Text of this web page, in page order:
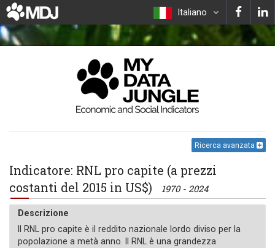
Italiano
Ricerca avanzata
Indicatore: RNL pro capite (a prezzi
costanti del 2015 in US$)
1970 - 2024
Descrizione
Il RNL pro capite è il reddito nazionale lordo diviso per la
popolazione a metà anno. Il RNL è una grandezza